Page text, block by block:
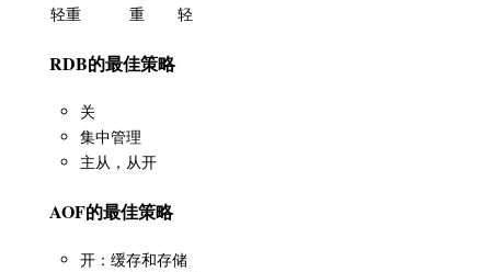
轻重
重 轻
RDB的最佳策略
关
集中管理
主从，从开
AOF的最佳策略
开：缓存和存储